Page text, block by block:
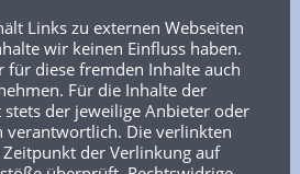
Links zu externen Webseiten
wir keinen Einfluss haben.
für diese fremden Inhalte auch
Für die Inhalte der
der jeweilige Anbieter oder
verantwortlich. Die verlinkten
der Verlinkung auf